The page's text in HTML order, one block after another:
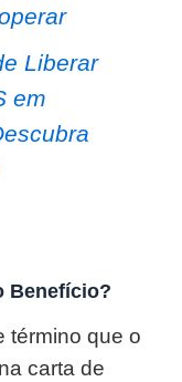
Liberar
em
Benefício?
término que o
carta de